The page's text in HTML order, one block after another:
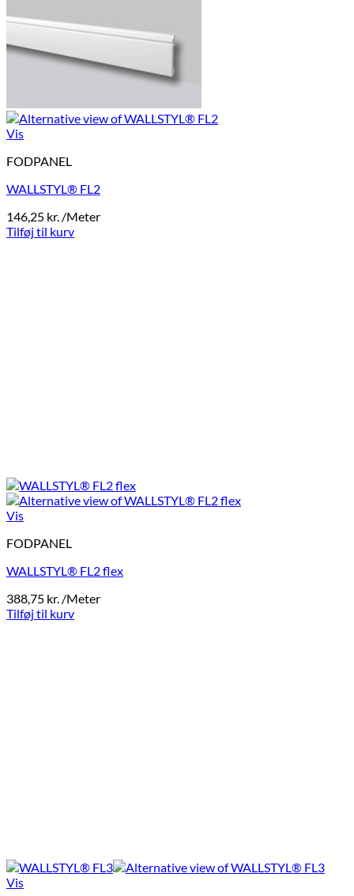
Vis
FODPANEL
WALLSTYL® FL2
146,25 kr. /Meter
Tilføj til kurv
Vis
FODPANEL
WALLSTYL® FL2 flex
388,75 kr. /Meter
Tilføj til kurv
Vis